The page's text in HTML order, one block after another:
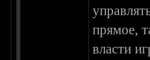
прямое,
власти